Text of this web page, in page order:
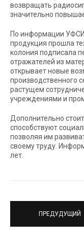
возвращать
значительно
По информации
продукция прошла
колония подписала
отражателей из
открывает новые
производственного
растущем
учреждениями и
Дополнительно
способствуют
позволяя им
своему труду.
лет.
ПРЕДУДУЩИЙ